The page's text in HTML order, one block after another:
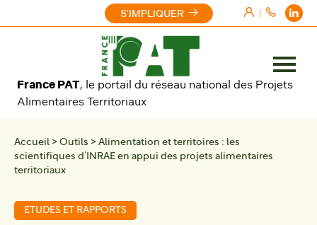
|
France PAT, le portail du réseau national des Projets
Alimentaires Territoriaux
S'IMPLIQUER
Ouvrir
le
Accueil > Outils > Alimentation et territoires : les
scientifiques d’INRAE en appui des projets alimentaires
territoriaux
ETUDES ET RAPPORTS